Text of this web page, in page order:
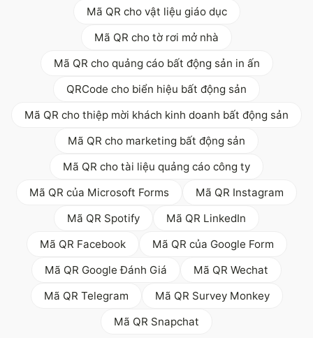
Mã QR cho vật liệu giáo dục
Mã QR cho tờ rơi mở nhà
Mã QR cho quảng cáo bất động sản in ấn
QRCode cho biển hiệu bất động sản
Mã QR cho thiệp mời khách kinh doanh bất động sản
Mã QR cho marketing bất động sản
Mã QR cho tài liệu quảng cáo công ty
Mã QR của Microsoft Forms
Mã QR Instagram
Mã QR Spotify
Mã QR LinkedIn
Mã QR Facebook
Mã QR của Google Form
Mã QR Google Đánh Giá
Mã QR Wechat
Mã QR Telegram
Mã QR Survey Monkey
Mã QR Snapchat